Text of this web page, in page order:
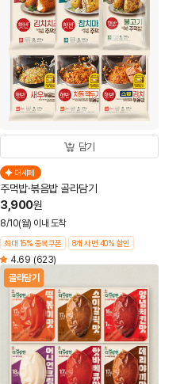
담기
더세페
주먹밥·볶음밥 골라담기
3,900원
8/10(월) 이내 도착
최대 15% 중복쿠폰 8개 사면 40% 할인
4.69 (623)
골라담기